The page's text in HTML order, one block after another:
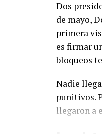
Dos
de mayo,
primera
es firmar
bloqueos
Nadie
punitivos.
llegaron a